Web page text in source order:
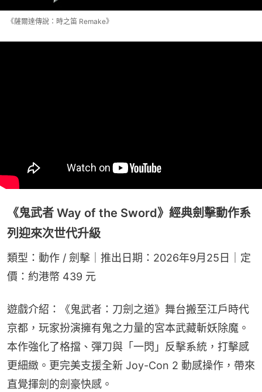
《薩爾達傳說：時之笛 Remake》
《鬼武者 Way of the Sword》經典劍擊動作系
列迎來次世代升級
類型：動作 / 劍擊｜推出日期：2026年9月25日｜定
價：約港幣 439 元
遊戲介紹：《鬼武者：刀劍之道》舞台搬至江戶時代
京都，玩家扮演擁有鬼之力量的宮本武藏斬妖除魔。
本作強化了格擋、彈刀與「一閃」反擊系統，打擊感
更細緻。更完美支援全新 Joy-Con 2 動感操作，帶來
直覺揮劍的劍豪快感。